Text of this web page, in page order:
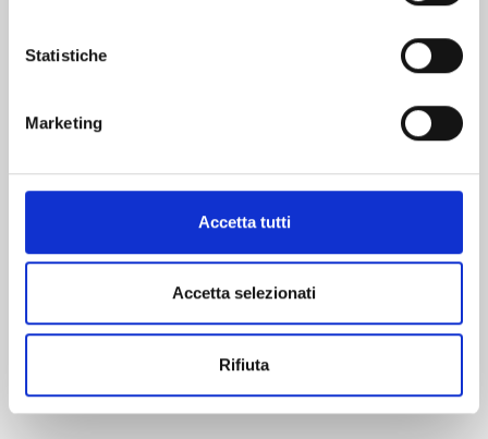
Statistiche
Marketing
Accetta tutti
Accetta selezionati
Rifiuta
MAGIC KNIGHT RAYEARTH n. 3
CLAMP PREMIUM COLLECTION
25/08/2026